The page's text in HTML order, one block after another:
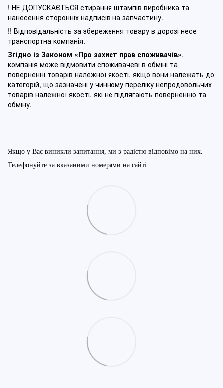
! НЕ ДОПУСКАЄТЬСЯ стирання штампів виробника та
нанесення сторонніх надписів на запчастину.
!! Відповідальність за збереження товару в дорозі несе
транспортна компанія.
Згідно із Законом «Про захист прав споживачів»,
компанія може відмовити споживачеві в обміні та
поверненні товарів належної якості, якщо вони належать до
категорій, що зазначені у чинному переліку непродовольчих
товарів належної якості, які не підлягають поверненню та
обміну.
Якщо у Вас виникли запитання, ми з радістю відповімо на них.
Телефонуйте за вказаними номерами на сайті.